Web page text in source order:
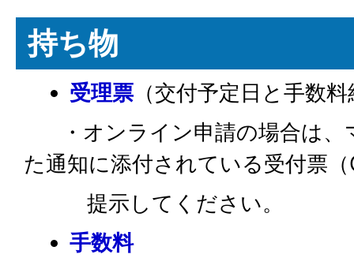
持ち物
受理票 （交付予定日と手数
・オンライン申請の場合は、
た通知に添付されている受付票
提示してください。
手数料